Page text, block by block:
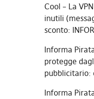
Cool – La
inutili
sconto:
Informa
protegge
pubblicitario:
Informa